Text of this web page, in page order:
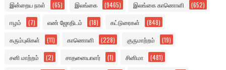
இன்றைய நாள் (65) இலங்கை (9465) இலங்கை காணொளி (652)
ஈழம் (7) எண் ஜோதிடம் (18) கட்டுரைகள் (848)
கரும்புலிகள் (11) காணொளி (228) குருமாற்றம் (19)
சனி மாற்றம் (2) சாதனையாளர் (1) சினிமா (481)